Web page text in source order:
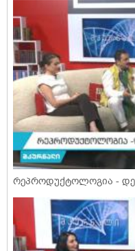
რეპროდუქტოლოგია -